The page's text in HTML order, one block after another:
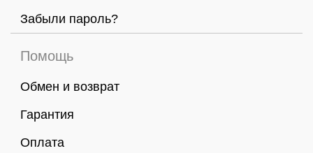
Забыли пароль?
Помощь
Обмен и возврат
Гарантия
Оплата